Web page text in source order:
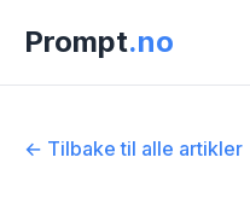
Prompt.no
← Tilbake til alle artikler